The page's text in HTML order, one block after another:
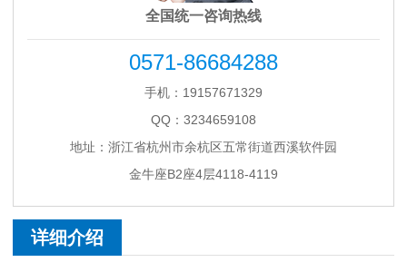
全国统一咨询热线
0571-86684288
手机：19157671329
QQ：3234659108
地址：浙江省杭州市余杭区五常街道西溪软件园
金牛座B2座4层4118-4119
详细介绍